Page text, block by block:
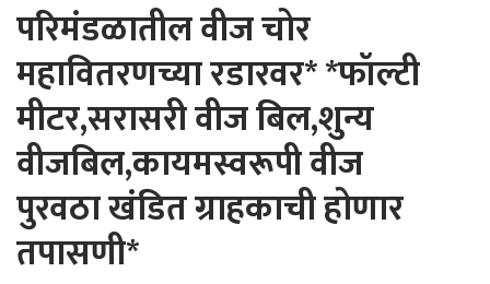
परिमंडळातील वीज चोर
महावितरणच्या रडारवर* *फॉल्टी
मीटर,सरासरी वीज बिल,शुन्य
वीजबिल,कायमस्वरूपी वीज
पुरवठा खंडित ग्राहकाची होणार
तपासणी*